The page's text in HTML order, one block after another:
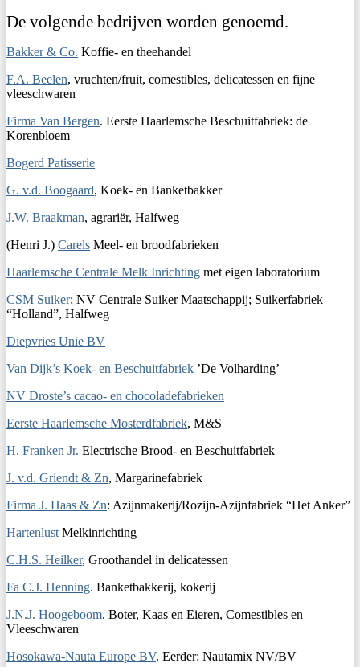
De volgende bedrijven worden genoemd.
Bakker & Co. Koffie- en theehandel
F.A. Beelen, vruchten/fruit, comestibles, delicatessen en fijne
vleeschwaren
Firma Van Bergen. Eerste Haarlemsche Beschuitfabriek: de
Korenbloem
Bogerd Patisserie
G. v.d. Boogaard, Koek- en Banketbakker
J.W. Braakman, agrariër, Halfweg
(Henri J.) Carels Meel- en broodfabrieken
Haarlemsche Centrale Melk Inrichting met eigen laboratorium
CSM Suiker; NV Centrale Suiker Maatschappij; Suikerfabriek
“Holland”, Halfweg
Diepvries Unie BV
Van Dijk’s Koek- en Beschuitfabriek ’De Volharding’
NV Droste’s cacao- en chocoladefabrieken
Eerste Haarlemsche Mosterdfabriek, M&S
H. Franken Jr. Electrische Brood- en Beschuitfabriek
J. v.d. Griendt & Zn, Margarinefabriek
Firma J. Haas & Zn: Azijnmakerij/Rozijn-Azijnfabriek “Het Anker”
Hartenlust Melkinrichting
C.H.S. Heilker, Groothandel in delicatessen
Fa C.J. Henning. Banketbakkerij, kokerij
J.N.J. Hoogeboom. Boter, Kaas en Eieren, Comestibles en
Vleeschwaren
Hosokawa-Nauta Europe BV. Eerder: Nautamix NV/BV